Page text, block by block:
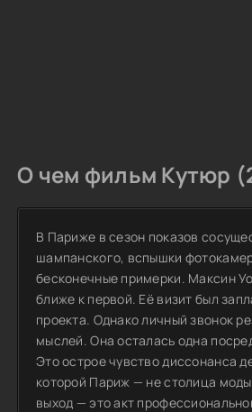
О чем фильм Кутюр
В Париже в сезон показов
шампанского, вспышки
бесконечные примерки. Максин
ближе к первой. Её визит был
проекта. Однако личный звонок
мыслей. Она осталась одна
Это острое чувство диссонанса
которой Париж — не столица
выход — это акт